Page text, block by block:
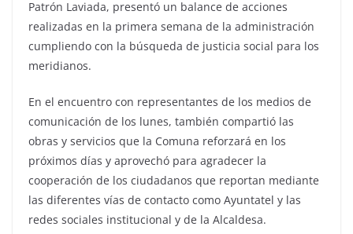
Patrón Laviada, presentó un balance de acciones
realizadas en la primera semana de la administración
cumpliendo con la búsqueda de justicia social para los
meridianos.
En el encuentro con representantes de los medios de
comunicación de los lunes, también compartió las
obras y servicios que la Comuna reforzará en los
próximos días y aprovechó para agradecer la
cooperación de los ciudadanos que reportan mediante
las diferentes vías de contacto como Ayuntatel y las
redes sociales institucional y de la Alcaldesa.